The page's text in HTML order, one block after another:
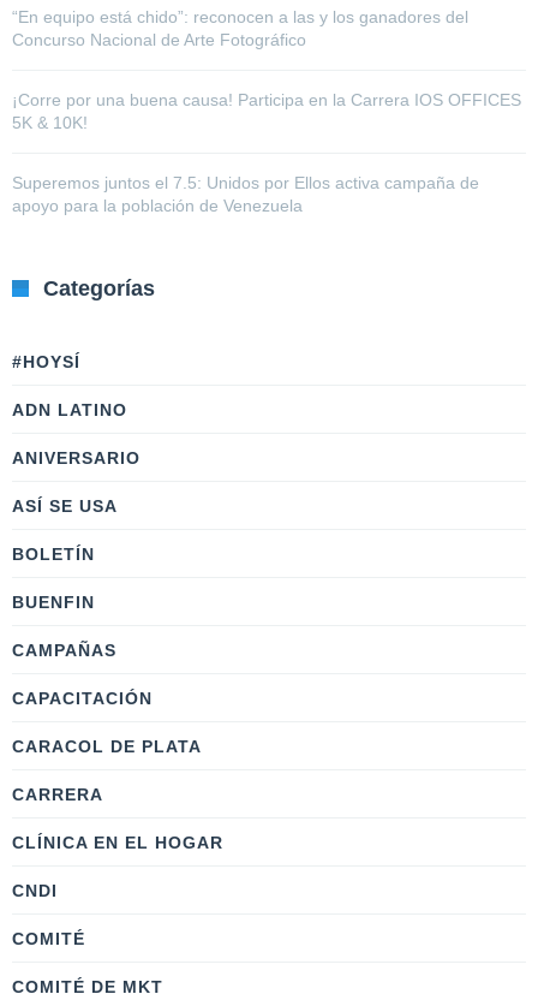
“En equipo está chido”: reconocen a las y los ganadores del
Concurso Nacional de Arte Fotográfico
¡Corre por una buena causa! Participa en la Carrera IOS OFFICES
5K & 10K!
Superemos juntos el 7.5: Unidos por Ellos activa campaña de
apoyo para la población de Venezuela
Categorías
#HOYSÍ
ADN LATINO
ANIVERSARIO
ASÍ SE USA
BOLETÍN
BUENFIN
CAMPAÑAS
CAPACITACIÓN
CARACOL DE PLATA
CARRERA
CLÍNICA EN EL HOGAR
CNDI
COMITÉ
COMITÉ DE MKT